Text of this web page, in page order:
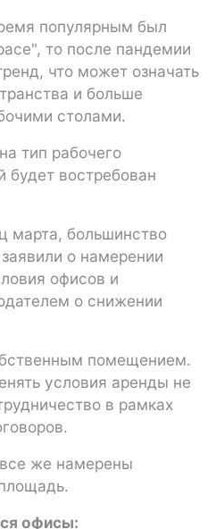
популярным был
то после пандемии
что может означать
и больше
столами.
тип рабочего
будет востребован
марта, большинство
о намерении
офисов и
о снижении
помещением.
условия аренды не
в рамках
же намерены
офисы: